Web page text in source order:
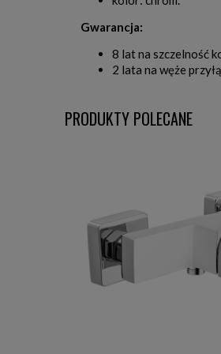
Gwarancja:
8 lat na szczelność
2 lata na węże
PRODUKTY POLECANE